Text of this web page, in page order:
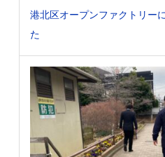
港北区オープンファクトリー
た